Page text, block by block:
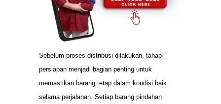
Sebelum proses distribusi dilakukan, tahap
persiapan menjadi bagian penting untuk
memastikan barang tetap dalam kondisi baik
selama perjalanan. Setiap barang pindahan